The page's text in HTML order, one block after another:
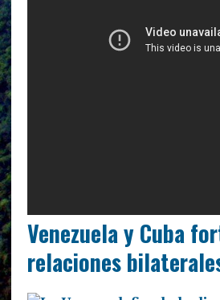
Venezuela y Cuba
relaciones